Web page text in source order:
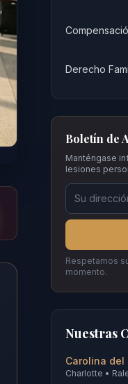
Derecho
Boletín de
Manténgase
lesiones
Respetamos
momento.
Nuestras
Carolina del
Charlotte •